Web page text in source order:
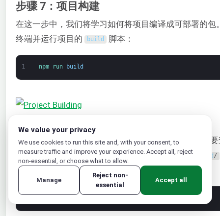
步骤 7：项目构建
在这一步中，我们将学习如何将项目编译成可部署的包
终端并运行项目的
build 脚本：
1 npm run build
编译器将创建专用目录 build/ ，并在其中放置输出。
译过程的作用，请打开 index.html 文件，它位于 build /
中：
We value your privacy
We use cookies to run this site and, with your consent, to
measure traffic and improve your experience. Accept all, reject
non-essential, or choose what to allow.
Manage
Reject non-
essential
Accept all